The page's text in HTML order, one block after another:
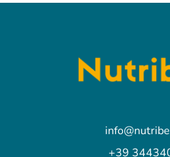
+39